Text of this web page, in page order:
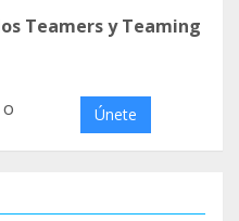
Teamers y Teaming
o Únete